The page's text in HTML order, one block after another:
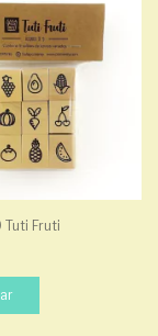
Tuti Fruti